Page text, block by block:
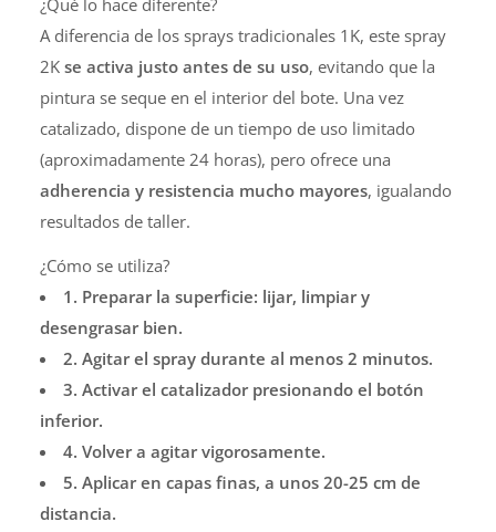
¿Qué lo hace diferente?
A diferencia de los sprays tradicionales 1K, este spray
2K se activa justo antes de su uso, evitando que la
pintura se seque en el interior del bote. Una vez
catalizado, dispone de un tiempo de uso limitado
(aproximadamente 24 horas), pero ofrece una
adherencia y resistencia mucho mayores, igualando
resultados de taller.
¿Cómo se utiliza?
1. Preparar la superficie: lijar, limpiar y
desengrasar bien.
2. Agitar el spray durante al menos 2 minutos.
3. Activar el catalizador presionando el botón
inferior.
4. Volver a agitar vigorosamente.
5. Aplicar en capas finas, a unos 20-25 cm de
distancia.